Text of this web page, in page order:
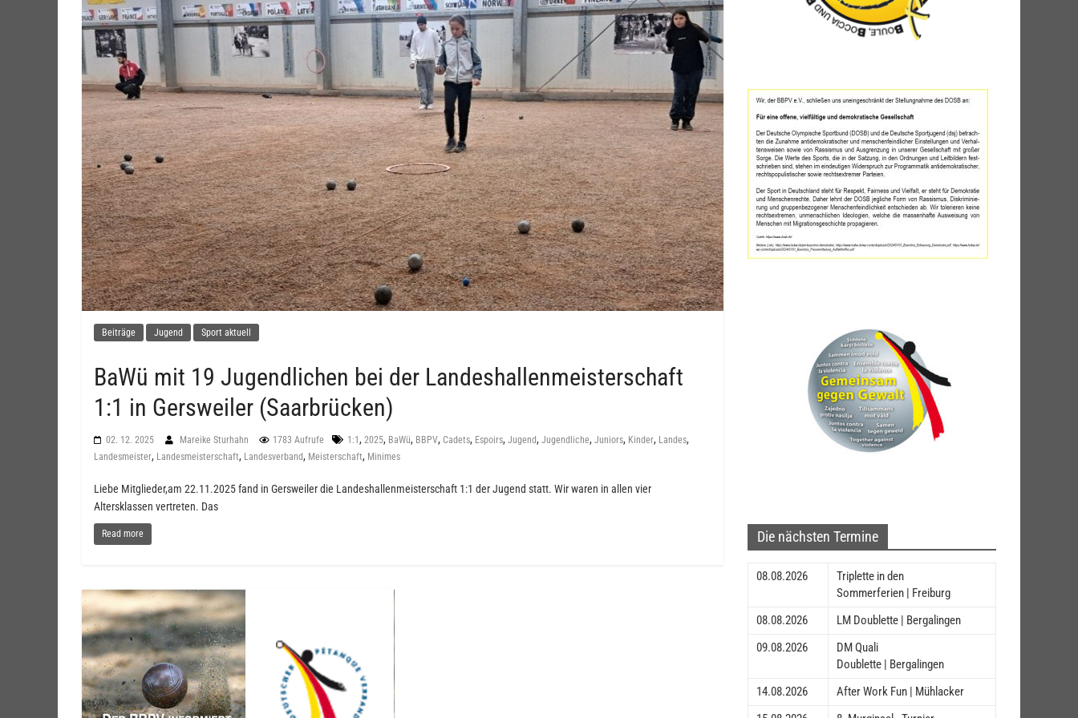
Beiträge Jugend Sport aktuell
BaWü mit 19 Jugendlichen bei der Landeshallenmeisterschaft
1:1 in Gersweiler (Saarbrücken)
02. 12. 2025 Mareike Sturhahn 1783 Aufrufe 1:1 , 2025, BaWü, BBPV, Cadets, Espoirs, Jugend, Jugendliche, Juniors, Kinder, Landes,
Landesmeister, Landesmeisterschaft, Landesverband, Meisterschaft, Minimes
Liebe Mitglieder,am 22.11.2025 fand in Gersweiler die Landeshallenmeisterschaft 1:1 der Jugend statt. Wir waren in allen vier
Altersklassen vertreten. Das
Read more Die nächsten Termine
08.08.2026
Triplette in den
Sommerferien | Freiburg
08.08.2026
LM Doublette | Bergalingen
09.08.2026
DM Quali
Doublette | Bergalingen
14.08.2026
After Work Fun | Mühlacker